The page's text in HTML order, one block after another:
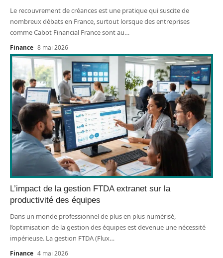
Le recouvrement de créances est une pratique qui suscite de
nombreux débats en France, surtout lorsque des entreprises
comme Cabot Financial France sont au…
Finance 8 mai 2026
L’impact de la gestion FTDA extranet sur la
productivité des équipes
Dans un monde professionnel de plus en plus numérisé,
l’optimisation de la gestion des équipes est devenue une nécessité
impérieuse. La gestion FTDA (Flux…
Finance 4 mai 2026